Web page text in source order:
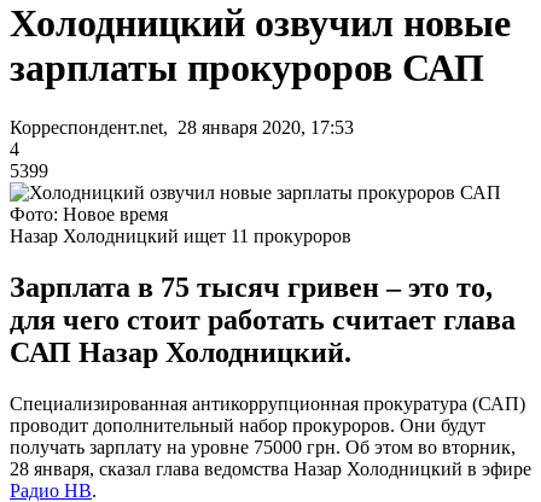
Холодницкий озвучил новые
зарплаты прокуроров САП
Корреспондент.net, 28 января 2020, 17:53
4
5399
Фото: Новое время
Назар Холодницкий ищет 11 прокуроров
Зарплата в 75 тысяч гривен – это то,
для чего стоит работать считает глава
САП Назар Холодницкий.
Специализированная антикоррупционная прокуратура (САП)
проводит дополнительный набор прокуроров. Они будут
получать зарплату на уровне 75000 грн. Об этом во вторник,
28 января, сказал глава ведомства Назар Холодницкий в эфире
Радио НВ.